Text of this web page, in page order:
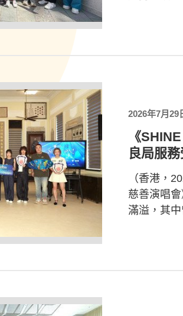
2026年7月29
《
良局服
（香港，
慈善演唱
滿溢，其